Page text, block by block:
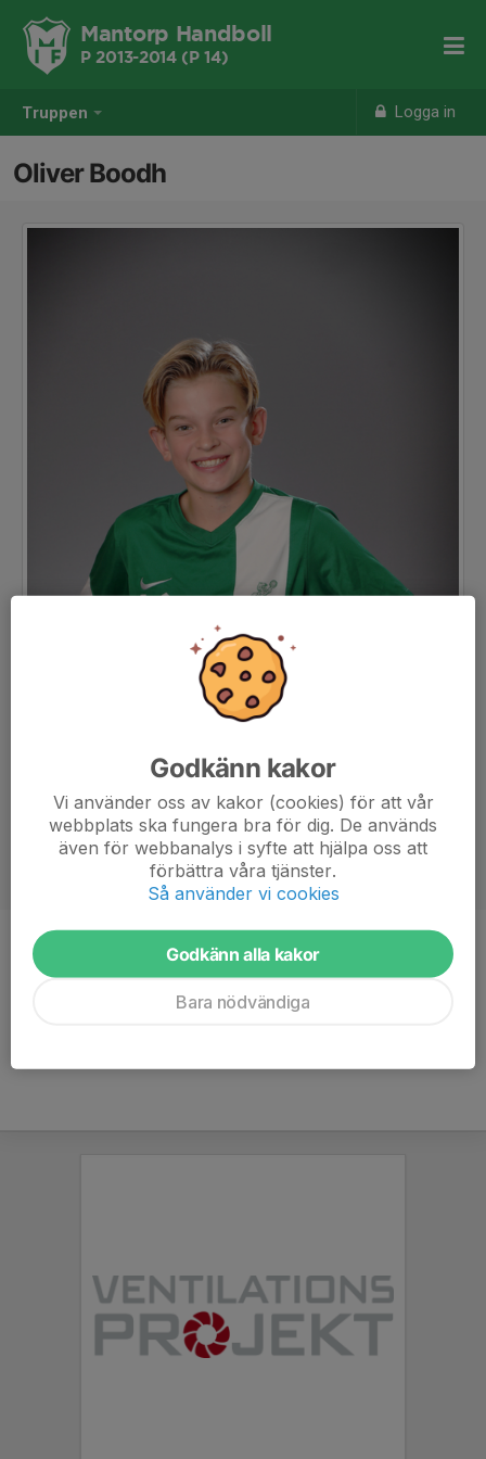
Truppen Logga in
Mantorp Handboll
P 2013-2014 (P 14)
Oliver Boodh
Position
-
Godkänn kakor
Vi använder oss av kakor (cookies) för att vår
webbplats ska fungera bra för dig. De används
även för webbanalys i syfte att hjälpa oss att
förbättra våra tjänster.
Så använder vi cookies
Godkänn alla kakor
Bara nödvändiga